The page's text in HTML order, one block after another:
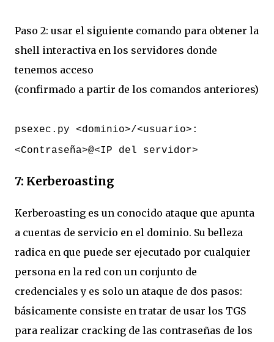
Paso 2: usar el siguiente comando para obtener la
shell interactiva en los servidores donde
tenemos acceso
(confirmado a partir de los comandos anteriores)
psexec.py <dominio>/<usuario>:
<Contraseña>@<IP del servidor>
7: Kerberoasting
Kerberoasting es un conocido ataque que apunta
a cuentas de servicio en el dominio. Su belleza
radica en que puede ser ejecutado por cualquier
persona en la red con un conjunto de
credenciales y es solo un ataque de dos pasos:
básicamente consiste en tratar de usar los TGS
para realizar cracking de las contraseñas de los